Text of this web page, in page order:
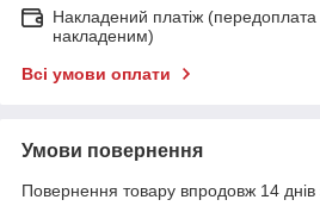
Накладений платіж
накладеним)
Всі умови оплати
Умови повернення
Повернення товару впродовж 14 днів